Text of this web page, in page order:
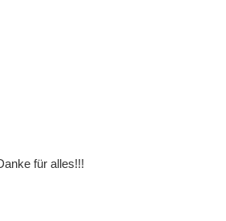
für alles!!!